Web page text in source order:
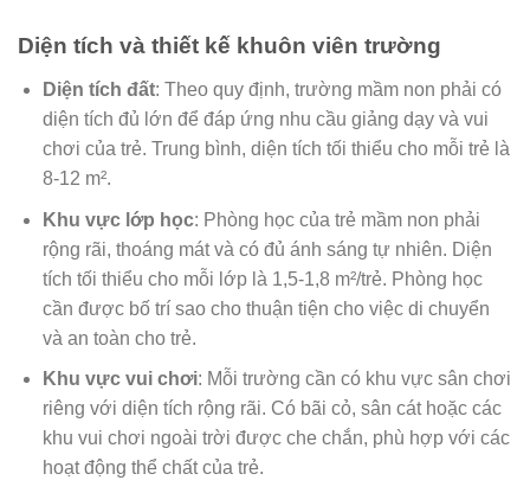
Diện tích và thiết kế khuôn viên trường
Diện tích đất: Theo quy định, trường mầm non phải có
diện tích đủ lớn để đáp ứng nhu cầu giảng dạy và vui
chơi của trẻ. Trung bình, diện tích tối thiểu cho mỗi trẻ là
8-12 m².
Khu vực lớp học: Phòng học của trẻ mầm non phải
rộng rãi, thoáng mát và có đủ ánh sáng tự nhiên. Diện
tích tối thiểu cho mỗi lớp là 1,5-1,8 m²/trẻ. Phòng học
cần được bố trí sao cho thuận tiện cho việc di chuyển
và an toàn cho trẻ.
Khu vực vui chơi: Mỗi trường cần có khu vực sân chơi
riêng với diện tích rộng rãi. Có bãi cỏ, sân cát hoặc các
khu vui chơi ngoài trời được che chắn, phù hợp với các
hoạt động thể chất của trẻ.